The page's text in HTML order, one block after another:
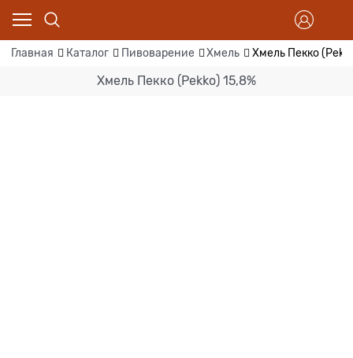
Главная Каталог Пивоварение Хмель Хмель Пекко
Хмель Пекко (Pekko) 15,8%